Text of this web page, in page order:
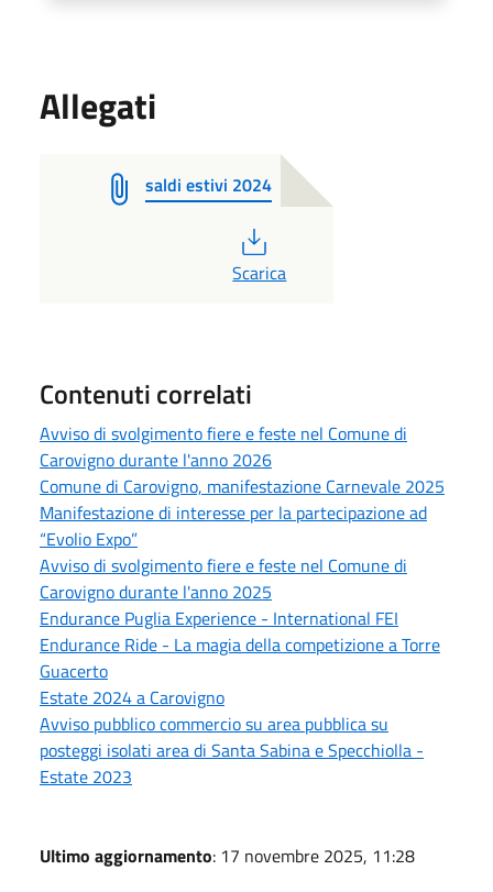
Allegati
saldi estivi 2024
PDF
Scarica
Contenuti correlati
Avviso di svolgimento fiere e feste nel Comune di
Carovigno durante l'anno 2026
Comune di Carovigno, manifestazione Carnevale 2025
Manifestazione di interesse per la partecipazione ad
“Evolio Expo”
Avviso di svolgimento fiere e feste nel Comune di
Carovigno durante l'anno 2025
Endurance Puglia Experience - International FEI
Endurance Ride - La magia della competizione a Torre
Guacerto
Estate 2024 a Carovigno
Avviso pubblico commercio su area pubblica su
posteggi isolati area di Santa Sabina e Specchiolla -
Estate 2023
Ultimo aggiornamento: 17 novembre 2025, 11:28